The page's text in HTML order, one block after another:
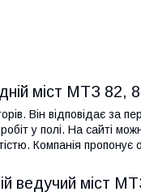
міст МТЗ 82,
Він відповідає за
у полі. На сайті
Компанія
ведучий міст